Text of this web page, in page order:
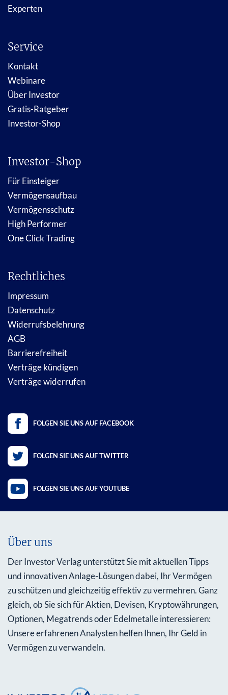
Experten
Service
Kontakt
Webinare
Über Investor
Gratis-Ratgeber
Investor-Shop
Investor-Shop
Für Einsteiger
Vermögensaufbau
Vermögensschutz
High Performer
One Click Trading
Rechtliches
Impressum
Datenschutz
Widerrufsbelehrung
AGB
Barrierefreiheit
Verträge kündigen
Verträge widerrufen
FOLGEN SIE UNS AUF FACEBOOK
FOLGEN SIE UNS AUF TWITTER
FOLGEN SIE UNS AUF YOUTUBE
Über uns
Der Investor Verlag unterstützt Sie mit aktuellen Tipps
und innovativen Anlage-Lösungen dabei, Ihr Vermögen
zu schützen und gleichzeitig effektiv zu vermehren. Ganz
gleich, ob Sie sich für Aktien, Devisen, Kryptowährungen,
Optionen, Megatrends oder Edelmetalle interessieren:
Unsere erfahrenen Analysten helfen Ihnen, Ihr Geld in
Vermögen zu verwandeln.